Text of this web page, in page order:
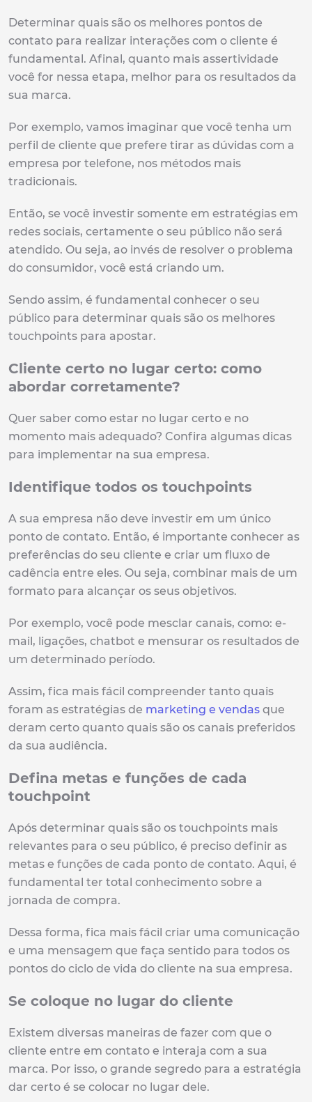
Determinar quais são os melhores pontos de
contato para realizar interações com o cliente é
fundamental. Afinal, quanto mais assertividade
você for nessa etapa, melhor para os resultados da
sua marca.
Por exemplo, vamos imaginar que você tenha um
perfil de cliente que prefere tirar as dúvidas com a
empresa por telefone, nos métodos mais
tradicionais.
Então, se você investir somente em estratégias em
redes sociais, certamente o seu público não será
atendido. Ou seja, ao invés de resolver o problema
do consumidor, você está criando um.
Sendo assim, é fundamental conhecer o seu
público para determinar quais são os melhores
touchpoints para apostar.
Cliente certo no lugar certo: como
abordar corretamente?
Quer saber como estar no lugar certo e no
momento mais adequado? Confira algumas dicas
para implementar na sua empresa.
Identifique todos os touchpoints
A sua empresa não deve investir em um único
ponto de contato. Então, é importante conhecer as
preferências do seu cliente e criar um fluxo de
cadência entre eles. Ou seja, combinar mais de um
formato para alcançar os seus objetivos.
Por exemplo, você pode mesclar canais, como: e-
mail, ligações, chatbot e mensurar os resultados de
um determinado período.
Assim, fica mais fácil compreender tanto quais
foram as estratégias de marketing e vendas que
deram certo quanto quais são os canais preferidos
da sua audiência.
Defina metas e funções de cada
touchpoint
Após determinar quais são os touchpoints mais
relevantes para o seu público, é preciso definir as
metas e funções de cada ponto de contato. Aqui, é
fundamental ter total conhecimento sobre a
jornada de compra.
Dessa forma, fica mais fácil criar uma comunicação
e uma mensagem que faça sentido para todos os
pontos do ciclo de vida do cliente na sua empresa.
Se coloque no lugar do cliente
Existem diversas maneiras de fazer com que o
cliente entre em contato e interaja com a sua
marca. Por isso, o grande segredo para a estratégia
dar certo é se colocar no lugar dele.